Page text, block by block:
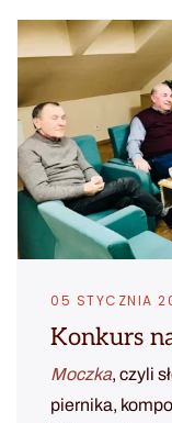
05 STYCZNIA
Konkurs
Moczka, czyli
piernika,